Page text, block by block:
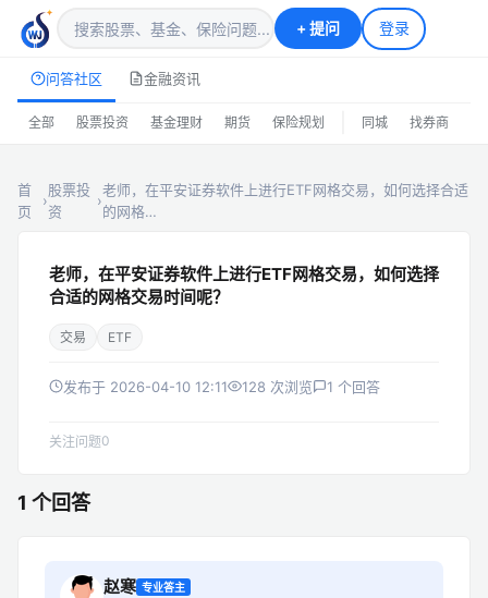
+提问 登录
问答社区 金融资讯
全部 股票投资 基金理财 期货 保险规划 同城 找券商
首
页
›
股票投
资
›
老师，在平安证券软件上进行ETF网格交易，如何选择合适
的网格…
老师，在平安证券软件上进行ETF网格交易，如何选择
合适的网格交易时间呢？
交易 ETF
发布于 2026-04-10 12:11 128 次浏览 1 个回答
关注问题0
1 个回答
赵寒 专业答主